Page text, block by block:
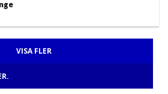
VISA FLER